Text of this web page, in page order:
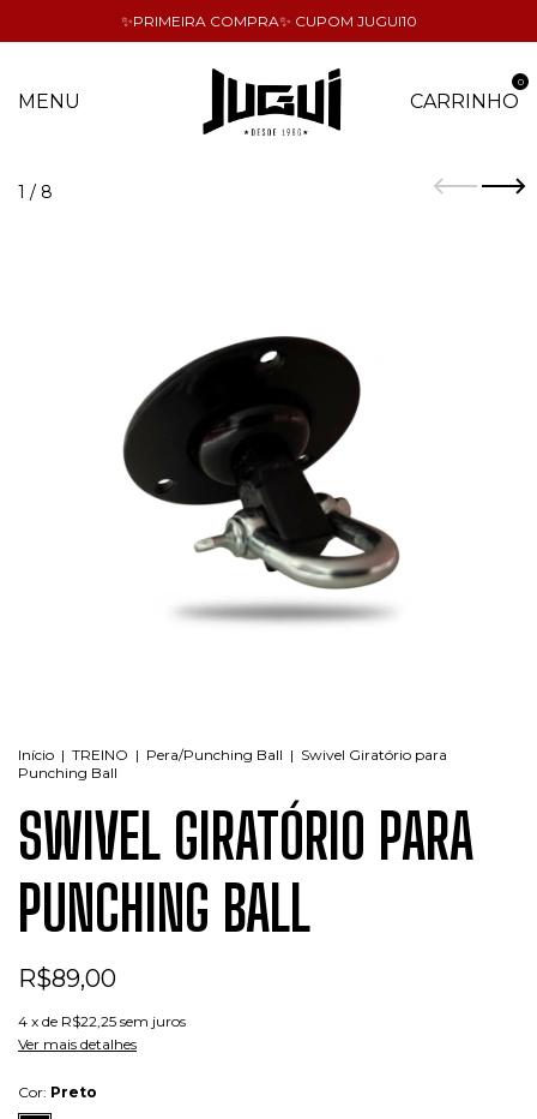
✨PRIMEIRA COMPRA✨ CUPOM JUGUI10
MENU CARRINHO
0
1 / 8
Início | TREINO | Pera/Punching Ball | Swivel Giratório para
Punching Ball
SWIVEL GIRATÓRIO PARA
PUNCHING BALL
R$89,00
4 x de R$22,25 sem juros
Ver mais detalhes
Cor: Preto